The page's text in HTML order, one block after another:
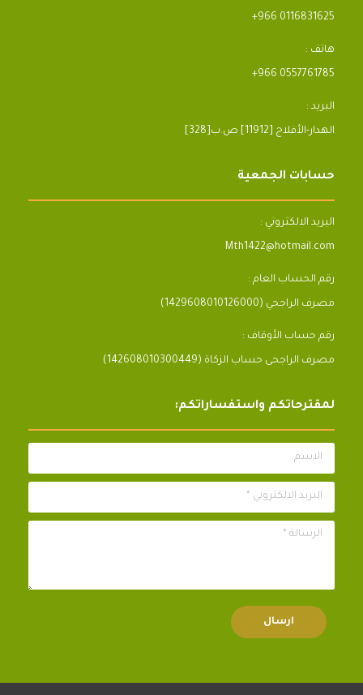
+966 0116831625
هاتف :
+966 0557761785
البريد :
[328]الهدار-الأفلاج [11912] ص.ب
حسابات الجمعية
البريد الالكتروني :
Mth1422@hotmail.com
رقم الحساب العام :
مصرف الراجحي (1429608010126000)
رقم حساب الأوقاف :
مصرف الراجحى حساب الزكاة (142608010300449)
لمقترحاتكم واستفساراتكم:
الاسم
البريد الالكتروني *
الرسالة *